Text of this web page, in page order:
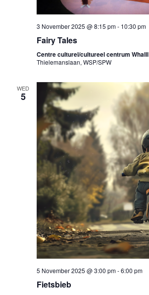
3 November 2025 @ 8:15 pm- 10:30 pm
Fairy Tales
Centre culturel/cultureel centrum Whalll
Thielemanslaan, WSP/SPW
WED
5
5 November 2025 @ 3:00 pm-6:00 pm
Fietsbieb